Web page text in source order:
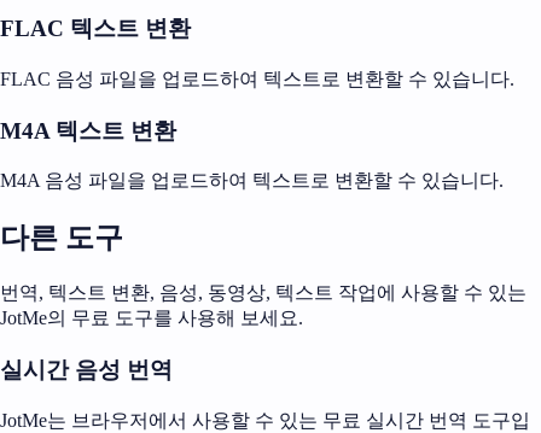
FLAC 텍스트 변환
FLAC 음성 파일을 업로드하여 텍스트로 변환할 수 있습니다.
M4A 텍스트 변환
M4A 음성 파일을 업로드하여 텍스트로 변환할 수 있습니다.
다른 도구
번역, 텍스트 변환, 음성, 동영상, 텍스트 작업에 사용할 수 있는
JotMe의 무료 도구를 사용해 보세요.
실시간 음성 번역
JotMe는 브라우저에서 사용할 수 있는 무료 실시간 번역 도구입